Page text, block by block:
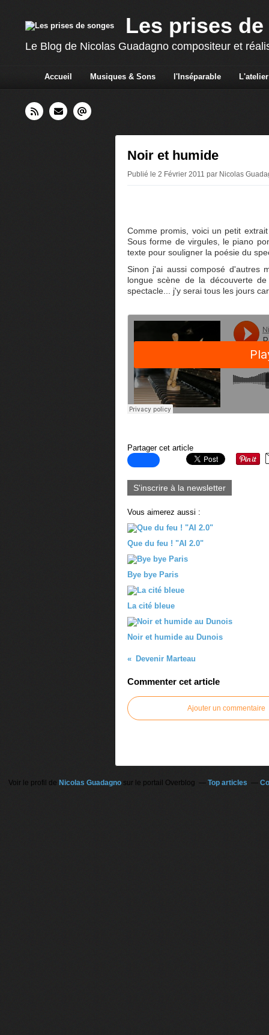
Les prises
Le Blog de Nicolas Guadagno compositeur et
Accueil Musiques & Sons l'Inséparable L'atelier
Noir et humide
Publié le 2 Février 2011 par Nicolas
Comme promis, voici un petit
Sous forme de virgules, le piano
texte pour souligner la poésie du
Sinon j'ai aussi composé d'autres
longue scène de la découverte
spectacle... j'y serai tous les jours
Partager cet article
S'inscrire à la newsletter
Vous aimerez aussi :
Que du feu ! "AI 2.0"
Bye bye Paris
La cité bleue
Noir et humide au Dunois
Devenir Marteau
Commenter cet article
Ajouter un commentaire
Voir le profil de Nicolas Guadagnosur le portail Overblog Top articles